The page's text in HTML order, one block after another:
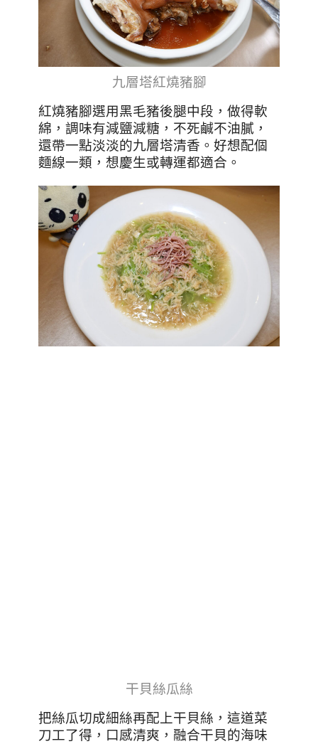
九層塔紅燒豬腳
紅燒豬腳選用黑毛豬後腿中段，做得軟
綿，調味有減鹽減糖，不死鹹不油膩，
還帶一點淡淡的九層塔清香。好想配個
麵線一類，想慶生或轉運都適合。
干貝絲瓜絲
把絲瓜切成細絲再配上干貝絲，這道菜
刀工了得，口感清爽，融合干貝的海味